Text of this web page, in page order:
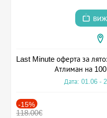
Last Minute оферта за
Атлиман на
Дата: 01.06 -
-15%
118.00€